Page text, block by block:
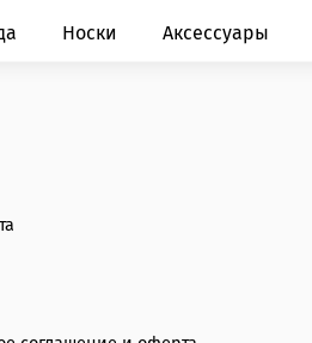
Носки Аксессуары